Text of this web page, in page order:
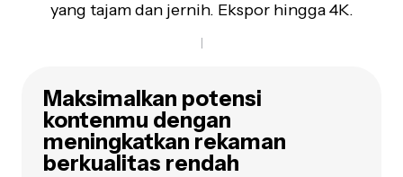
yang tajam dan jernih. Ekspor hingga 4K.
Maksimalkan potensi
kontenmu dengan
meningkatkan rekaman
berkualitas rendah